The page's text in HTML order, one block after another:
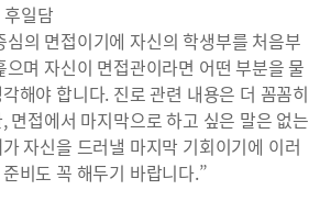
일담
심의 면접이기에 자신의 학생부를 처음부
으며 자신이 면접관이라면 어떤 부분을 물
해야 합니다. 진로 관련 내용은 더 꼼꼼히
면접에서 마지막으로 하고 싶은 말은 없는
자신을 드러낼 마지막 기회이기에 이러
비도 꼭 해두기 바랍니다.”